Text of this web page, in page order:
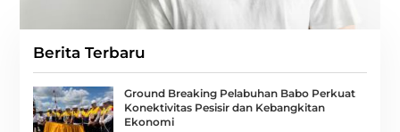
Berita Terbaru
Ground Breaking Pelabuhan Babo Perkuat
Konektivitas Pesisir dan Kebangkitan
Ekonomi